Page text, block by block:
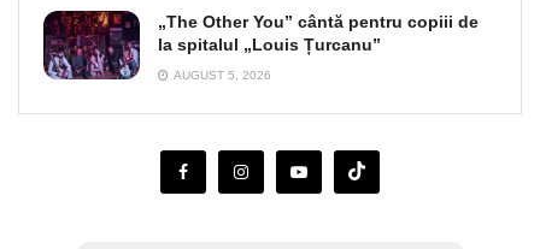
„The Other You” cântă pentru copiii de
la spitalul „Louis Țurcanu”
AUGUST 5, 2026